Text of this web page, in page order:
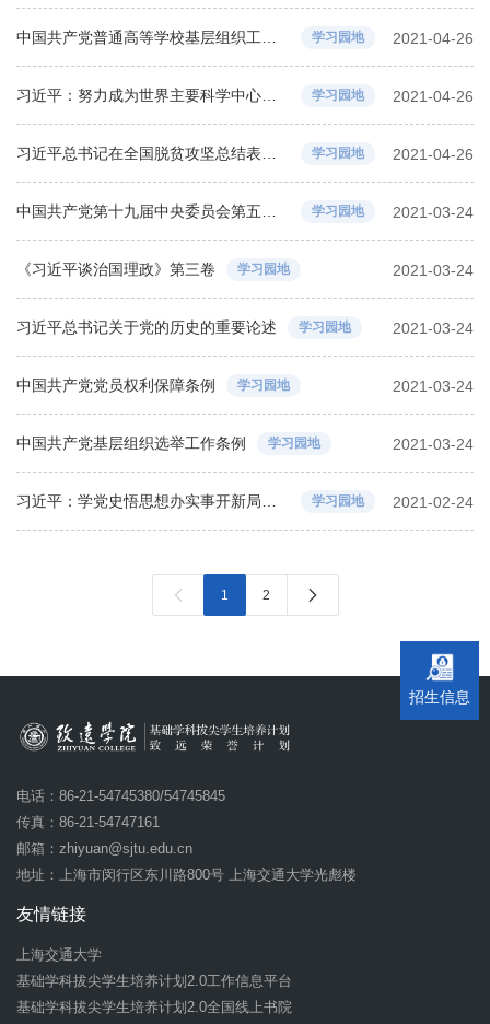
学习园地 2021-04-26
学习园地 2021-04-26
学习园地 2021-04-26
学习园地 2021-03-24
《习近平谈治国理政》第三卷 学习园地 2021-03-24
习近平总书记关于党的历史的重要论述 学习园地 2021-03-24
中国共产党党员权利保障条例 学习园地 2021-03-24
中国共产党基层组织选举工作条例 学习园地 2021-03-24
学习园地 2021-02-24
 1 2 
电话：86-21-54745380/54745845
传真：86-21-54747161
邮箱： zhiyuan@sjtu.edu.cn
地址：上海市闵行区东川路800号 上海交通大学光彪楼
友情链接
上海交通大学
基础学科拔尖学生培养计划2.0工作信息平台
基础学科拔尖学生培养计划2.0全国线上书院
招生信息